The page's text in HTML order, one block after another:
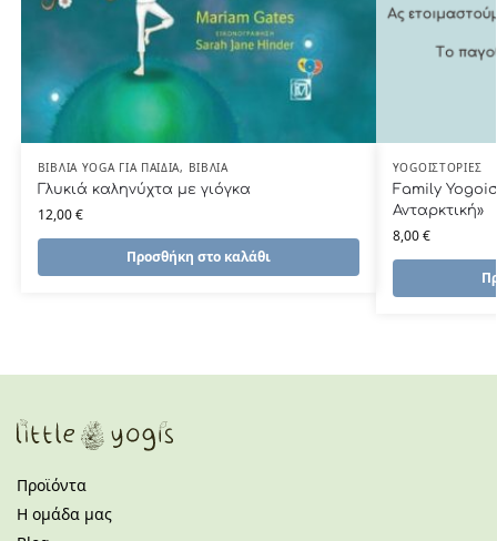
ΒΙΒΛΊΑ YOGA ΓΙΑ ΠΑΙΔΙΆ, ΒΙΒΛΊΑ
Γλυκιά καληνύχτα με γιόγκα
12,00€
Προσθήκη στο καλάθι
YOGOIΣΤΟΡΊΕΣ
Family
Ανταρκτική»
8,00€
Προϊόντα
Η ομάδα μας